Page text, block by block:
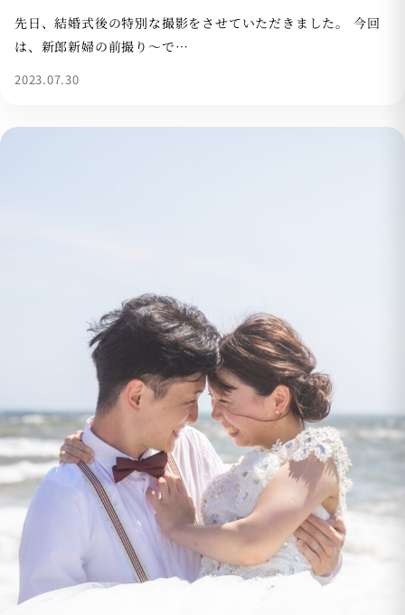
先日、結婚式後の特別な撮影をさせていただきました。 今回
は、新郎新婦の前撮り〜で…
2023.07.30